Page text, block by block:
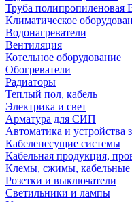
Труба полипропиленовая
Климатическое
Водонагреватели
Вентиляция
Котельное оборудование
Обогреватели
Радиаторы
Теплый пол, кабель
Электрика и свет
Арматура для СИП
Автоматика и устройства
Кабеленесущие системы
Кабельная продукция,
Клемы, сжимы, кабельные
Розетки и выключатели
Светильники и лампы